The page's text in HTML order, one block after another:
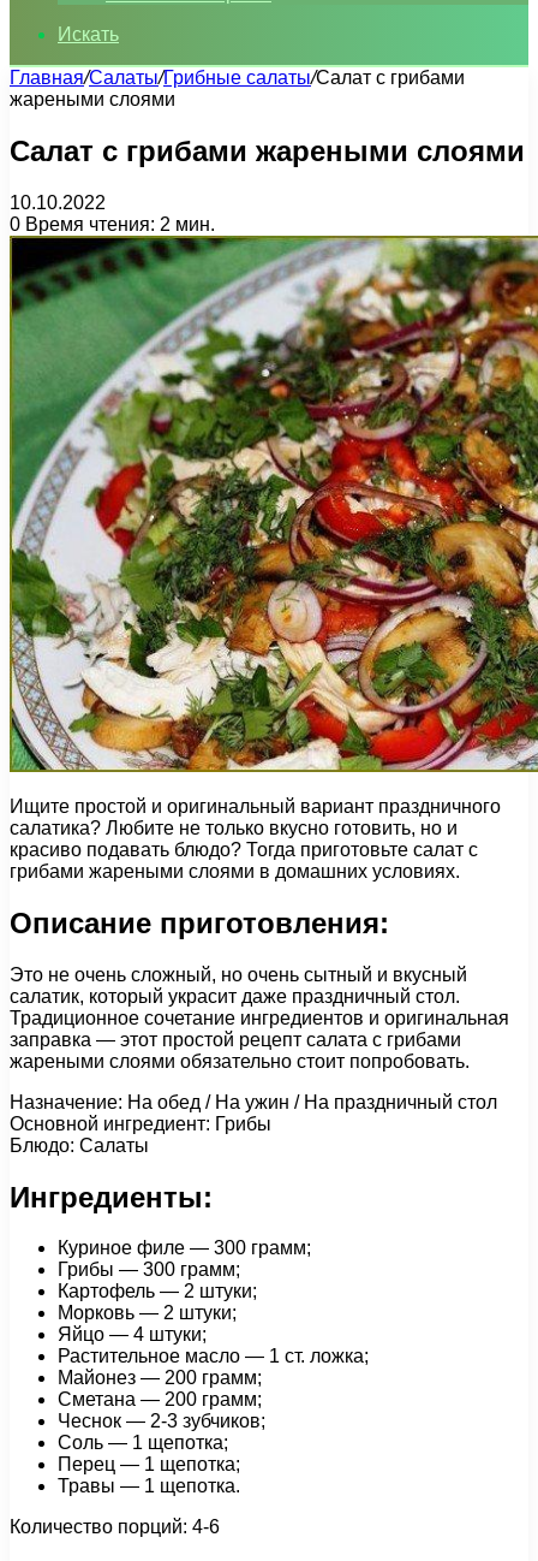
Искать
Главная/Салаты/Грибные салаты/Салат с грибами
жареными слоями
Салат с грибами жареными слоями
10.10.2022
0 Время чтения: 2 мин.
Ищите простой и оригинальный вариант праздничного
салатика? Любите не только вкусно готовить, но и
красиво подавать блюдо? Тогда приготовьте салат с
грибами жареными слоями в домашних условиях.
Описание приготовления:
Это не очень сложный, но очень сытный и вкусный
салатик, который украсит даже праздничный стол.
Традиционное сочетание ингредиентов и оригинальная
заправка — этот простой рецепт салата с грибами
жареными слоями обязательно стоит попробовать.
Назначение: На обед / На ужин / На праздничный стол
Основной ингредиент: Грибы
Блюдо: Салаты
Ингредиенты:
Куриное филе — 300 грамм;
Грибы — 300 грамм;
Картофель — 2 штуки;
Морковь — 2 штуки;
Яйцо — 4 штуки;
Растительное масло — 1 ст. ложка;
Майонез — 200 грамм;
Сметана — 200 грамм;
Чеснок — 2-3 зубчиков;
Соль — 1 щепотка;
Перец — 1 щепотка;
Травы — 1 щепотка.
Количество порций: 4-6